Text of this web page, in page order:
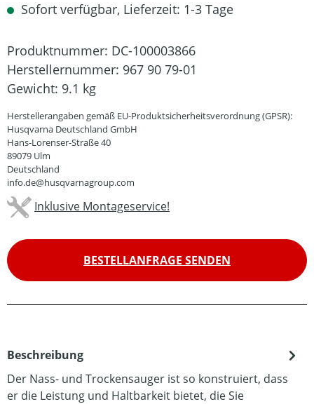
Sofort verfügbar, Lieferzeit: 1-3 Tage
Produktnummer: DC-100003866
Herstellernummer: 967 90 79-01
Gewicht: 9.1 kg
Herstellerangaben gemäß EU-Produktsicherheitsverordnung (GPSR):
Husqvarna Deutschland GmbH
Hans-Lorenser-Straße 40
89079 Ulm
Deutschland
info.de@husqvarnagroup.com
Inklusive Montageservice!
BESTELLANFRAGE SENDEN
Beschreibung
Der Nass- und Trockensauger ist so konstruiert, dass
er die Leistung und Haltbarkeit bietet, die Sie